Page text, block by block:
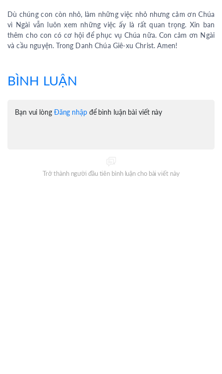
Dù chúng con còn nhỏ, làm những việc nhỏ nhưng cảm ơn Chúa
vì Ngài vẫn luôn xem những việc ấy là rất quan trọng. Xin ban
thêm cho con có cơ hội để phục vụ Chúa nữa. Con cảm ơn Ngài
và cầu nguyện. Trong Danh Chúa Giê-xu Christ. Amen!
BÌNH LUẬN
Bạn vui lòng Đăng nhậpđể bình luận bài viết này
Trở thành người đầu tiên bình luận cho bài viết này